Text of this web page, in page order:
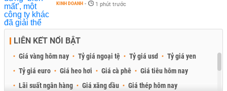
KINH DOANH - 1 phút trước
LIÊN KẾT NỔI BẬT
Giá vàng hôm nay Tỷ giá ngoại tệ Tỷ giá usd
Tỷ giá yen
Tỷ giá euro
Giá heo hơi Giá cà phê
Giá tiêu hôm nay
Lãi suất ngân hàng
Giá xăng dầu Giá thép hôm nay